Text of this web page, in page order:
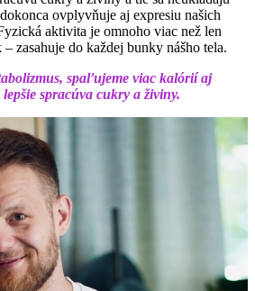
ovplyvňuje aj expresiu našich
aktivita je omnoho viac než len
zasahuje do každej bunky nášho tela.
spaľujeme viac kalórií aj
spracúva cukry a živiny.